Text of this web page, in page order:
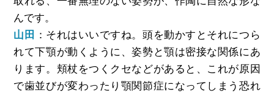
んです。
山田 ：それはいいですね。頭を動かすとそれにつら
れて下顎が動くように、姿勢と顎は密接な関係にあ
ります。頬杖をつくクセなどがあると、これが原因
で歯並びが変わったり顎関節症になってしまう恐れ